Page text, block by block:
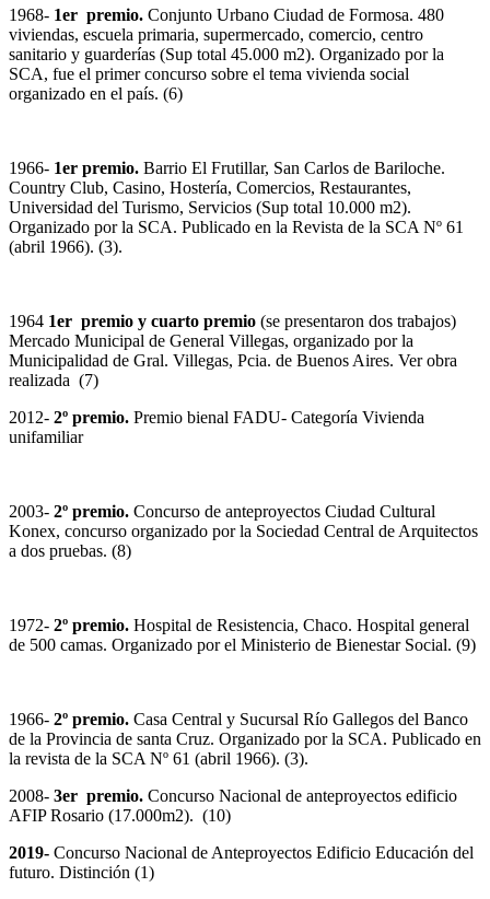
1968- 1er premio. Conjunto Urbano Ciudad de Formosa. 480
viviendas, escuela primaria, supermercado, comercio, centro
sanitario y guarderías (Sup total 45.000 m2). Organizado por la
SCA, fue el primer concurso sobre el tema vivienda social
organizado en el país. (6)
1966- 1er premio. Barrio El Frutillar, San Carlos de Bariloche.
Country Club, Casino, Hostería, Comercios, Restaurantes,
Universidad del Turismo, Servicios (Sup total 10.000 m2).
Organizado por la SCA. Publicado en la Revista de la SCA Nº 61
(abril 1966). (3).
1964 1er premio y cuarto premio (se presentaron dos trabajos)
Mercado Municipal de General Villegas, organizado por la
Municipalidad de Gral. Villegas, Pcia. de Buenos Aires. Ver obra
realizada (7)
2012- 2º premio. Premio bienal FADU- Categoría Vivienda
unifamiliar
2003- 2º premio. Concurso de anteproyectos Ciudad Cultural
Konex, concurso organizado por la Sociedad Central de Arquitectos
a dos pruebas. (8)
1972- 2º premio. Hospital de Resistencia, Chaco. Hospital general
de 500 camas. Organizado por el Ministerio de Bienestar Social. (9)
1966- 2º premio. Casa Central y Sucursal Río Gallegos del Banco
de la Provincia de santa Cruz. Organizado por la SCA. Publicado en
la revista de la SCA Nº 61 (abril 1966). (3).
2008- 3er premio. Concurso Nacional de anteproyectos edificio
AFIP Rosario (17.000m2). (10)
2019- Concurso Nacional de Anteproyectos Edificio Educación del
futuro. Distinción (1)